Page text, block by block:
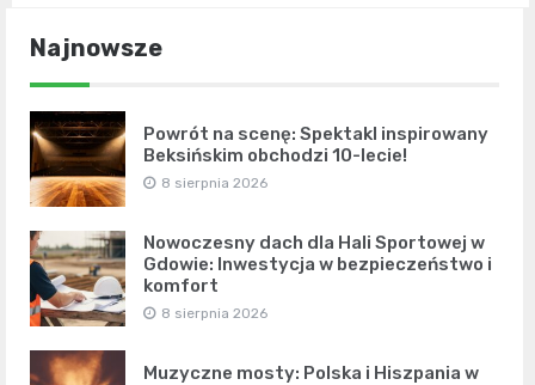
Najnowsze
Powrót na scenę: Spektakl inspirowany
Beksińskim obchodzi 10-lecie!
8 sierpnia 2026
Nowoczesny dach dla Hali Sportowej w
Gdowie: Inwestycja w bezpieczeństwo i
komfort
8 sierpnia 2026
Muzyczne mosty: Polska i Hiszpania w